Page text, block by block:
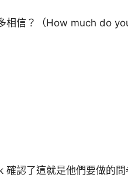
相信？（How much do
認了這就是他們要做的